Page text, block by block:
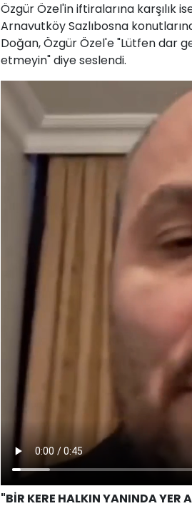
Özgür Özel'in iftiralarına karşılık
Arnavutköy Sazlıbosna
Doğan, Özgür Özel'e "Lütfen dar
etmeyin" diye seslendi.
"BİR KERE HALKIN YANINDA YER